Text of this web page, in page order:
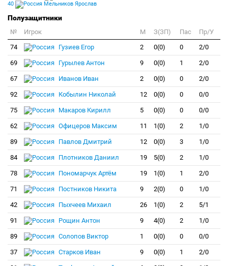
40
Мельников Ярослав
Полузащитники
№ Игрок M З(ЗП) Пас
Пр/У
74
Гузиев Егор 2 0(0) 0 2/0
69 Гурылев Антон 9 0(0) 1 2/0
67 Иванов Иван 2 0(0) 0 2/0
92 Кобылин Николай 12 0(0) 0 0/0
75 Макаров Кирилл 5 0(0) 0 0/0
62 Офицеров Максим 11 1(0) 2 1/0
89 Павлов Дмитрий 12 0(0) 3 1/0
84 Плотников Даниил 19 5(0) 2 1/0
78 Пономарчук Артём 19 1(0) 1 2/0
71 Постников Никита 9 2(0) 0 1/0
42 Пыхчеев Михаил 26 1(0) 2 5/1
91 Рощин Антон 9 4(0) 2 1/0
89 Солопов Виктор 1 0(0) 0 0/0
37 Старков Иван 9 0(0) 1 2/0